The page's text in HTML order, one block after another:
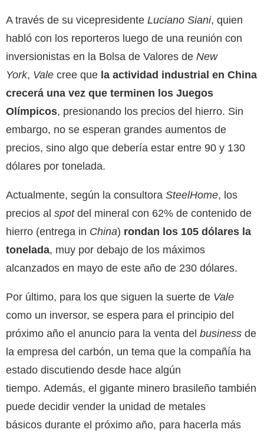
A través de su vicepresidente Luciano Siani, quien
habló con los reporteros luego de una reunión con
inversionistas en la Bolsa de Valores de New
York, Vale cree que la actividad industrial en China
crecerá una vez que terminen los Juegos
Olímpicos, presionando los precios del hierro. Sin
embargo, no se esperan grandes aumentos de
precios, sino algo que debería estar entre 90 y 130
dólares por tonelada.
Actualmente, según la consultora SteelHome, los
precios al spotdel mineral con 62% de contenido de
hierro (entrega in China) rondan los 105 dólares la
tonelada, muy por debajo de los máximos
alcanzados en mayo de este año de 230 dólares.
Por último, para los que siguen la suerte de Vale
como un inversor, se espera para el principio del
próximo año el anuncio para la venta del business de
la empresa del carbón, un tema que la compañía ha
estado discutiendo desde hace algún
tiempo. Además, el gigante minero brasileño también
puede decidir vender la unidad de metales
básicos durante el próximo año, para hacerla más